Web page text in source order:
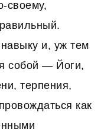
своему,
и, уж тем
собой — Йоги,
терпения,
как